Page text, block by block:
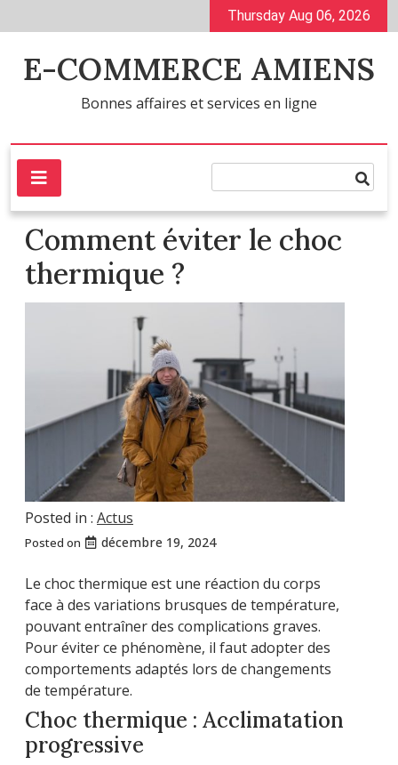
to
Thursday Aug 06, 2026
E-COMMERCE AMIENS
Bonnes affaires et services en ligne
Comment éviter le choc
thermique ?
Posted in : Actus
Posted on décembre 19, 2024
Le choc thermique est une réaction du corps
face à des variations brusques de température,
pouvant entraîner des complications graves.
Pour éviter ce phénomène, il faut adopter des
comportements adaptés lors de changements
de température.
Choc thermique : Acclimatation
progressive